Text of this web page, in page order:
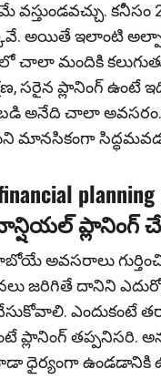
క‌నీసం
అయితే ఇలాంటి
చాలా మందికి
స‌రైన ప్లానింగ్
అనేది చాలా అవ‌స‌రం.
మాన‌సికంగా
ప్లానింగ్
అవసరాలు గుర్తించి,
దానిని
చేసుకోవాలి.
ప్లానింగ్ త‌ప్ప‌నిస‌రి.
ధైర్యంగా